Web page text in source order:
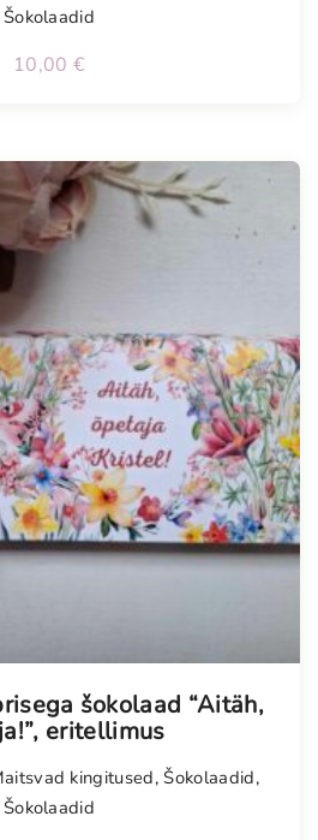
Šokolaadid
10,00 €
šokolaad “Aitäh,
eritellimus
kingitused,Šokolaadid,
Šokolaadid